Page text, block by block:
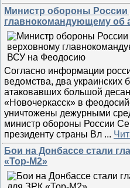
Министр обороны
главнокомандующему об
Согласно информации
ведомства, два
атаковавших большой
«Новочеркасск» в
уничтожены дежурными
министр обороны России
президенту страны Вл ...
Бои на Донбассе стали
«Тор-М2»